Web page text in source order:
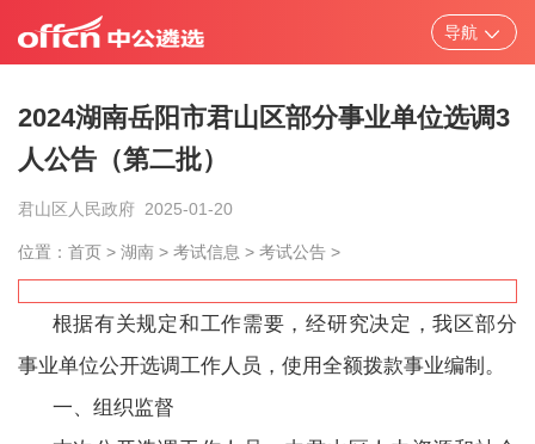
导航
2024湖南岳阳市君山区部分事业单位选调3
人公告（第二批）
君山区人民政府 2025-01-20
位置： 首页> 湖南> 考试信息 > 考试公告>
根据有关规定和工作需要，经研究决定，我区部分
事业单位公开选调工作人员，使用全额拨款事业编制。
一、组织监督
职位表 成绩查询